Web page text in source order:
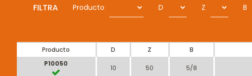
FILTRA Producto D Z B
Producto D Z B
P10050
10 50 5/8